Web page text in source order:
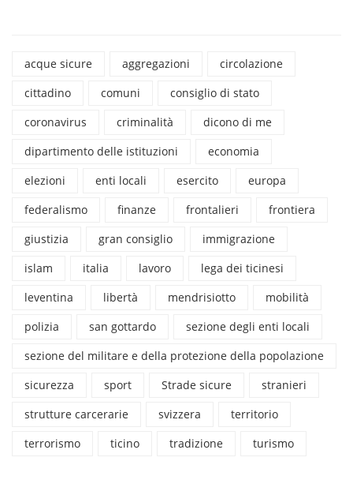
acque sicure aggregazioni
circolazione
cittadino
comuni
consiglio di stato
coronavirus
criminalità
dicono di me
dipartimento delle istituzioni
economia
elezioni
enti locali esercito
europa
federalismo
finanze frontalieri
frontiera
giustizia
gran consiglio
immigrazione
islam
italia lavoro
lega dei ticinesi
leventina
libertà mendrisiotto
mobilità
polizia
san gottardo
sezione degli enti locali
sezione del militare e della protezione della popolazione
sicurezza
sport Strade sicure
stranieri
strutture carcerarie
svizzera
territorio
terrorismo
ticino tradizione turismo